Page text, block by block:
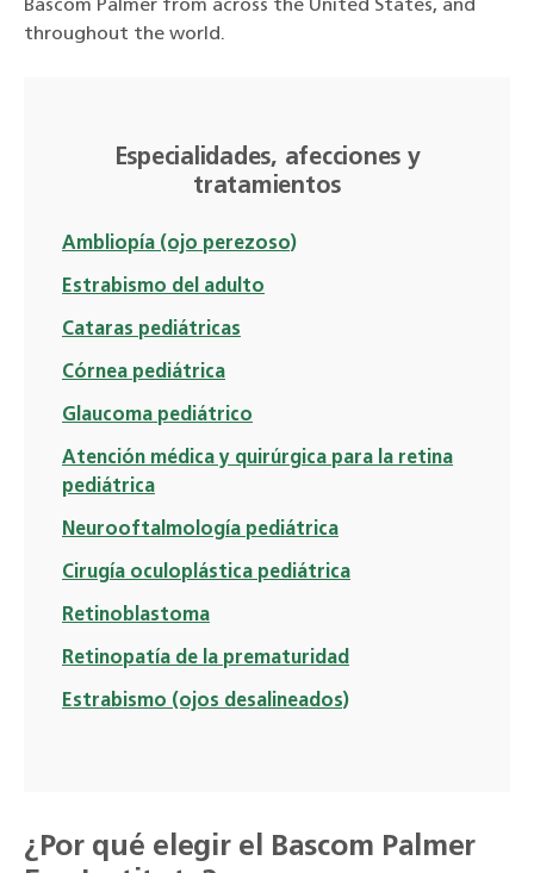
Bascom Palmer from across the United States, and
throughout the world.
Especialidades, afecciones y
tratamientos
Ambliopía (ojo perezoso)
Estrabismo del adulto
Cataras pediátricas
Córnea pediátrica
Glaucoma pediátrico
Atención médica y quirúrgica para la retina
pediátrica
Neurooftalmología pediátrica
Cirugía oculoplástica pediátrica
Retinoblastoma
Retinopatía de la prematuridad
Estrabismo (ojos desalineados)
¿Por qué elegir el Bascom Palmer